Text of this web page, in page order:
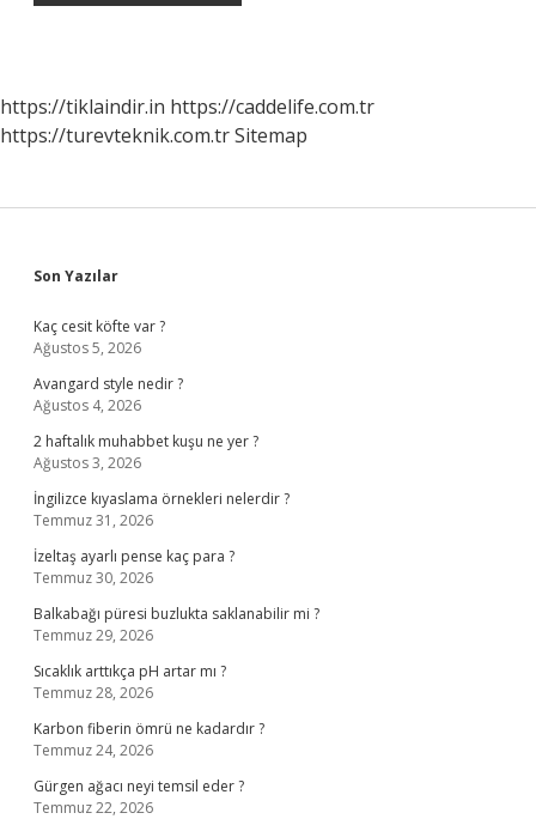
https://tiklaindir.in https://caddelife.com.tr
https://turevteknik.com.trSitemap
Sidebar
Son Yazılar
Kaç cesit köfte var ?
Ağustos 5, 2026
Avangard style nedir ?
Ağustos 4, 2026
2 haftalık muhabbet kuşu ne yer ?
Ağustos 3, 2026
İngilizce kıyaslama örnekleri nelerdir ?
Temmuz 31, 2026
İzeltaş ayarlı pense kaç para ?
Temmuz 30, 2026
Balkabağı püresi buzlukta saklanabilir mi ?
Temmuz 29, 2026
Sıcaklık arttıkça pH artar mı ?
Temmuz 28, 2026
Karbon fiberin ömrü ne kadardır ?
Temmuz 24, 2026
Gürgen ağacı neyi temsil eder ?
Temmuz 22, 2026